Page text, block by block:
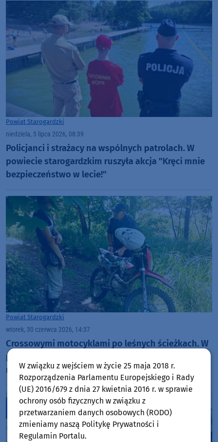
Powiat Starogardzki
niedziela, 5 lipca 2026, 08:39
Policjanci i strażacy na wspólnych patrolach. W
powiecie starogardzkim ruszyła akcja "Kręci mnie
bezpieczeństwo w lecie!"
Powiat Starogardzki
wtorek, 30 czerwca 2026, 14:37
Crossowymi motocyklami po leśnych ścieżkach. W
powiecie starogardzkim zatrzymano dwójkę
nastolatków bez uprawnień do prowadzenia
pojazdów
W związku z wejściem w życie 25 maja 2018 r.
Rozporządzenia Parlamentu Europejskiego i Rady
(UE) 2016/679 z dnia 27 kwietnia 2016 r. w sprawie
ochrony osób fizycznych w związku z
przetwarzaniem danych osobowych (RODO)
zmieniamy naszą Politykę Prywatności i
Regulamin Portalu.